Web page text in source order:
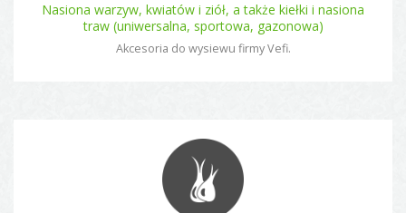
Nasiona warzyw, kwiatów i ziół, a także kiełki i nasiona
traw (uniwersalna, sportowa, gazonowa)
Akcesoria do wysiewu firmy Vefi.